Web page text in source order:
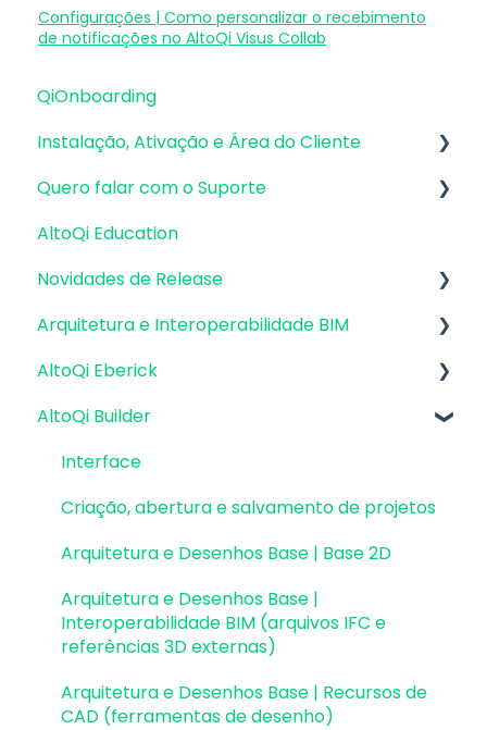
Configurações | Como personalizar o recebimento
de notificações no AltoQi Visus Collab
QiOnboarding
Instalação, Ativação e Área do Cliente
Requisitos de Sistema Operacional e
EID | Em migração
Versões anteriores
Outros
Quero falar com o Suporte
Atendimento de Suporte ao Produto
Envio de inconsistências (bugs), melhorias e
AltoQi Education
Novidades de Release
Atualizações AltoQi Eberick
Atualizações AltoQi Builder
Atualizações AltoQi Visus
Atualizações AltoQi Visus Cost Management
Atualizações AltoQi Visus Collab
Atualizações AltoQi Visus WorkFlow
Arquitetura e Interoperabilidade BIM
Preparação da Arquitetura
Interoperabilidade BIM
Colaboração BIM
Exportação e Importação de Modelos 3D
Visualização em Realidade Aumentada (RA)
AltoQi Eberick
Interface
Criação, abertura e salvamento de projetos
Pavimentos e níveis intermediários
Desenhos e Arquitetura
Desenhos e Arquitetura | Interoperabilidade
BIM
Pilares | Erros e Avisos
AltoQi Builder
Interface
Criação, abertura e salvamento de projetos
Arquitetura e Desenhos Base | Base 2D
Arquitetura e Desenhos Base |
Interoperabilidade BIM (arquivos IFC e
referências 3D externas)
Arquitetura e Desenhos Base | Recursos de
CAD (ferramentas de desenho)